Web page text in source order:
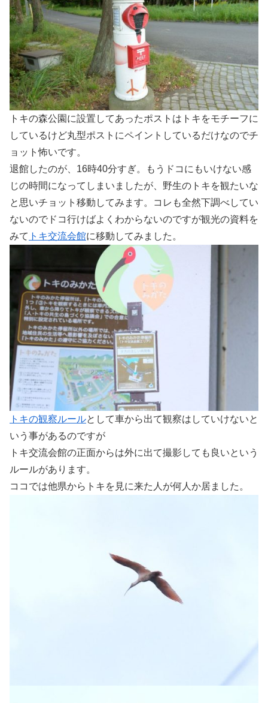
トキの森公園に設置してあったポストはトキをモチーフに
しているけど丸型ポストにペイントしているだけなのでチ
ョット怖いです。
退館したのが、16時40分すぎ。もうドコにもいけない感
じの時間になってしまいましたが、野生のトキを観たいな
と思いチョット移動してみます。コレも全然下調べしてい
ないのでドコ行けばよくわからないのですが観光の資料を
みて トキ交流会館に移動してみました。
トキの観察ルールとして車から出て観察はしていけないと
いう事があるのですが
トキ交流会館の正面からは外に出て撮影しても良いという
ルールがあります。
ココでは他県からトキを見に来た人が何人か居ました。